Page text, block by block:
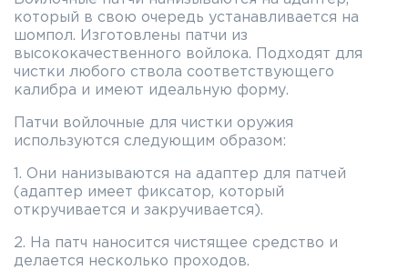
который в свою очередь устанавливается на
шомпол. Изготовлены патчи из
высококачественного войлока. Подходят для
чистки любого ствола соответствующего
калибра и имеют идеальную форму.
Патчи войлочные для чистки оружия
используются следующим образом:
1. Они нанизываются на адаптер для патчей
(адаптер имеет фиксатор, который
откручивается и закручивается).
2. На патч наносится чистящее средство и
делается несколько проходов.